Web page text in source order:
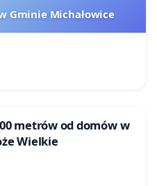
Gminie Michałowice
metrów od domów w
Wielkie